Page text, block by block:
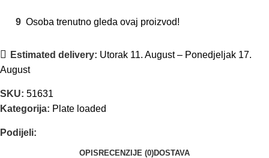
9 Osoba trenutno gleda ovaj proizvod!
Estimated delivery: Utorak 11. August – Ponedjeljak 17.
August
SKU: 51631
Kategorija: Plate loaded
Podijeli:
OPIS RECENZIJE (0)DOSTAVA